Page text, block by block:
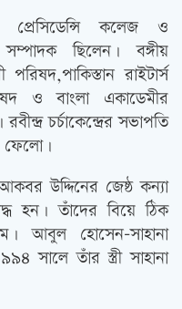
কলেজ ও
সম্পাদক ছিলেন। বঙ্গীয়
রাইটার্স
ও বাংলা একাডেমীর
চর্চাকেন্দ্রের সভাপতি
উদ্দিনের জেষ্ঠ কন্যা
হন। তাঁদের বিয়ে ঠিক
আবুল হোসেন-সাহানা
সালে তাঁর স্ত্রী সাহানা